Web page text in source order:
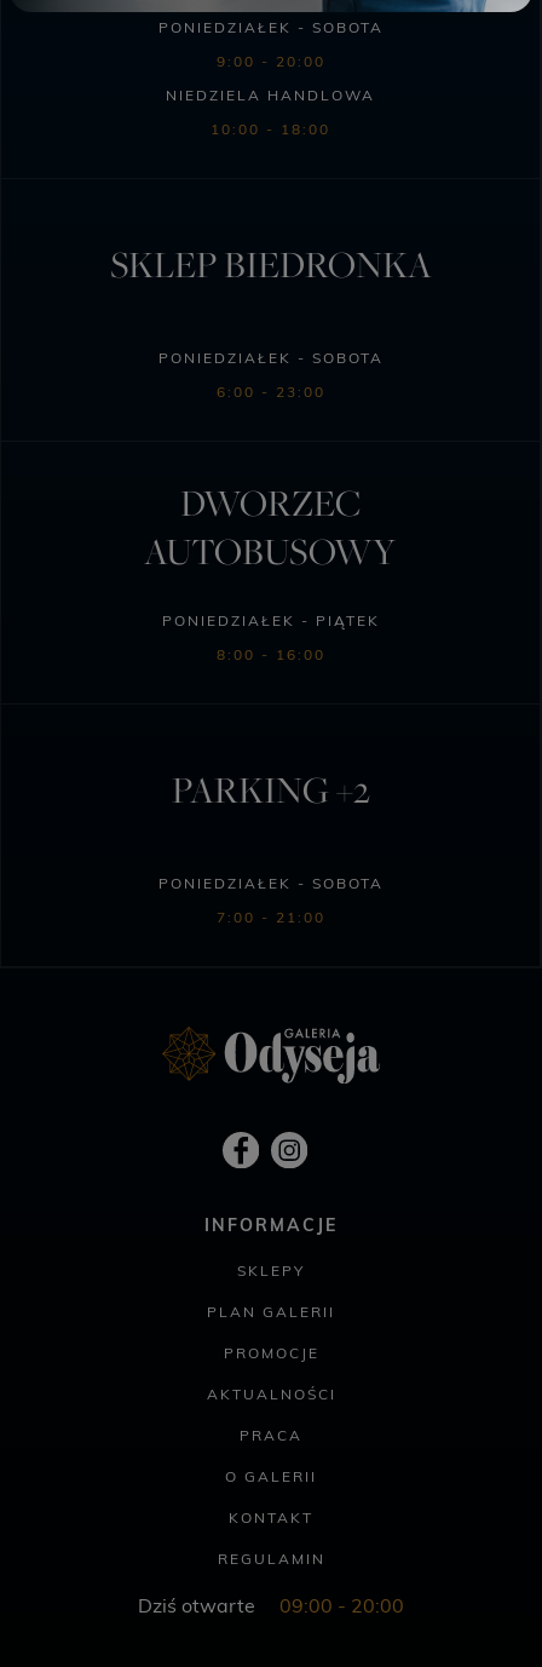
PONIEDZIAŁEK - SOBOTA
9:00 - 20:00
NIEDZIELA HANDLOWA
10:00 - 18:00
SKLEP BIEDRONKA
PONIEDZIAŁEK - SOBOTA
6:00 - 23:00
DWORZEC
AUTOBUSOWY
PONIEDZIAŁEK - PIĄTEK
8:00 - 16:00
PARKING +2
PONIEDZIAŁEK - SOBOTA
7:00 - 21:00
INFORMACJE
SKLEPY
PLAN GALERII
PROMOCJE
AKTUALNOŚCI
PRACA
O GALERII
KONTAKT
REGULAMIN
Dziś otwarte 09:00 - 20:00